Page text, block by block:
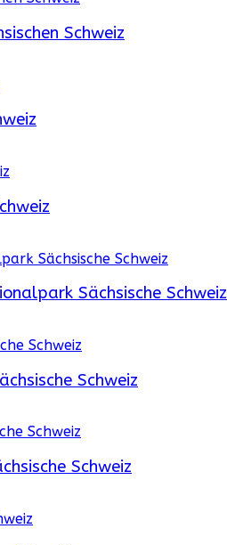
Schweiz
Sächsische Schweiz
Schweiz
Schweiz